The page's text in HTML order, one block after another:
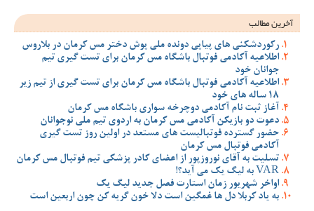
آخرین مطالب
رکوردشکنی های پیاپی دونده ملی پوش دختر مس کرمان در بلاروس
اطلاعیه آکادمی فوتبال باشگاه مس کرمان برای تست گیری تیم
جوانان خود
اطلاعیه آکادمی فوتبال باشگاه مس کرمان برای تست گیری از تیم زیر
18 ساله های خود
آغاز ثبت نام آکادمی دوچرخه سواری باشگاه مس کرمان
دعوت دو بازیکن آکادمی مس کرمان به اردوی تیم ملی نوجوانان
حضور گسترده فوتبالیست های مستعد در اولین روز تست گیری
آکادمی فوتبال مس کرمان
تسلیت به آقای نوروزپور از اعضای کادر پزشکی تیم فوتبال مس کرمان
VAR به لیگ یک می آید؟!
اواخر شهریور زمان استارت فصل جدید لیگ یک
به یاد کربلا دل ها غمگین است دلا خون گریه کن چون اربعین است